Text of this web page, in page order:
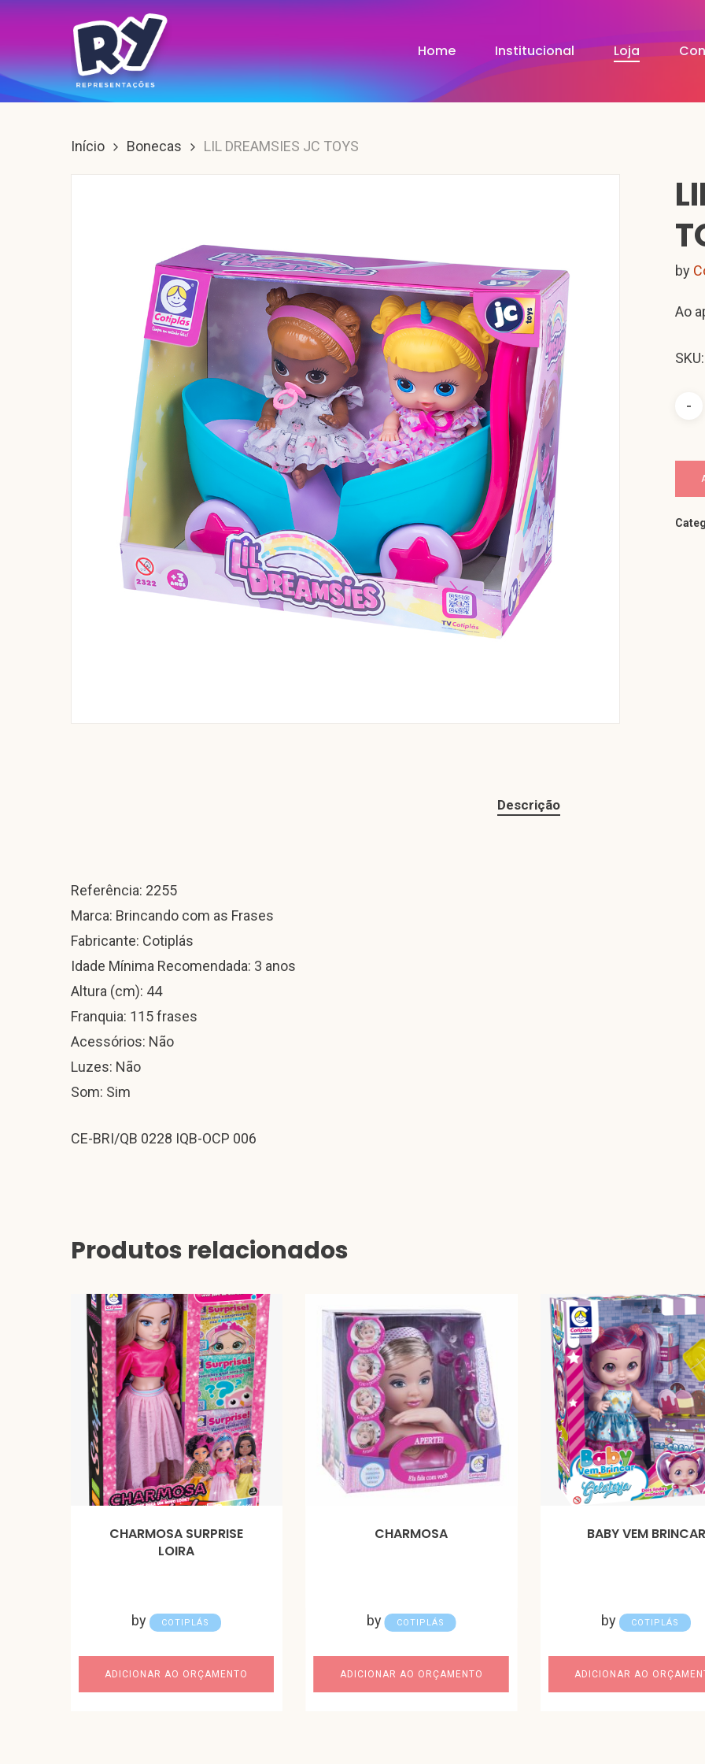
Skip
main
content
Home Institucional Loja
Início Bonecas LIL DREAMSIES JC TOYS
by
Ao
Descrição
Referência: 2255
Marca: Brincando com as Frases
Fabricante: Cotiplás
Idade Mínima Recomendada: 3 anos
Altura (cm): 44
Franquia: 115 frases
Acessórios: Não
Luzes: Não
Som: Sim
CE-BRI/QB 0228 IQB-OCP 006
Produtos relacionados
CHARMOSA SURPRISE
LOIRA
by COTIPLÁS
ADICIONAR AO ORÇAMENTO
CHARMOSA
by COTIPLÁS
ADICIONAR AO ORÇAMENTO
BABY VEM BRINCAR
by COTIPLÁS
ADICIONAR AO